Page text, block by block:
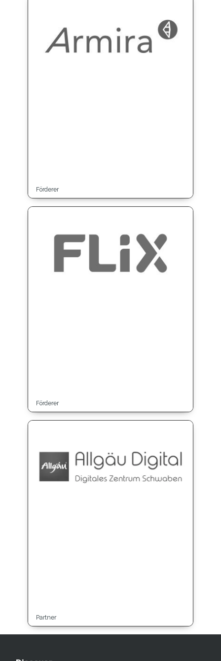
Förderer
Förderer
Partner